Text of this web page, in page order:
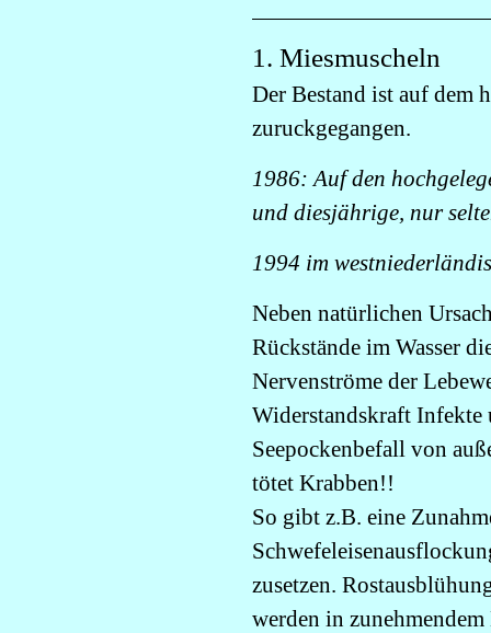
1. Miesmuscheln
Der Bestand ist auf dem
zuruckgegangen.
1986: Auf den
und diesjährige, nur
1994 im
Neben natürlichen
Rückstände im Wasser
Nervenströme der
Widerstandskraft Infekte
Seepockenbefall von
tötet Krabben!!
So gibt z.B. eine
zusetzen.
werden in